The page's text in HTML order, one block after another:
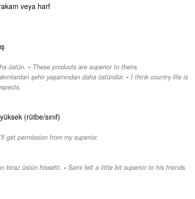
veya harf
üstün. - These products are superior to theirs.
şehir yaşamından daha üstündür. - I think country life is
(rütbe/sınıf)
get permission from my superior.
biraz üstün hissetti. - Sami felt a little bit superior to his friends.